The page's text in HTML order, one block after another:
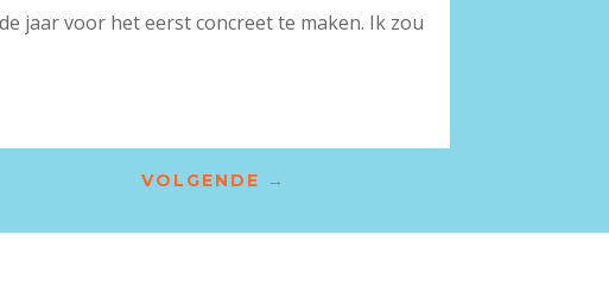
jaar voor het eerst concreet te maken. Ik zou
VOLGENDE →